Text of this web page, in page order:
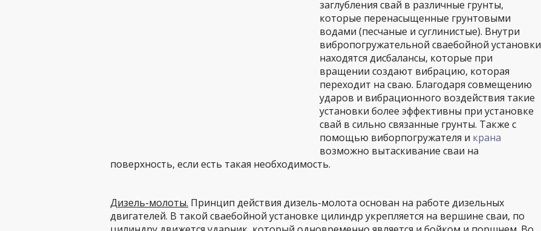
заглубления свай в различные грунты,
которые перенасыщенные грунтовыми
водами (песчаные и суглинистые). Внутри
вибропогружательной сваебойной установки
находятся дисбалансы, которые при
вращении создают вибрацию, которая
переходит на сваю. Благодаря совмещению
ударов и вибрационного воздействия такие
установки более эффективны при установке
свай в сильно связанные грунты. Также с
помощью виборпогружателя и крана
возможно вытаскивание сваи на
поверхность, если есть такая необходимость.
Дизель-молоты. Принцип действия дизель-молота основан на работе дизельных
двигателей. В такой сваебойной установке цилиндр укрепляется на вершине сваи, по